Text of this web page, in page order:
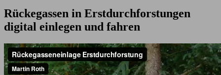
Rückegassen in Erstdurchforstungen
digital einlegen und fahren